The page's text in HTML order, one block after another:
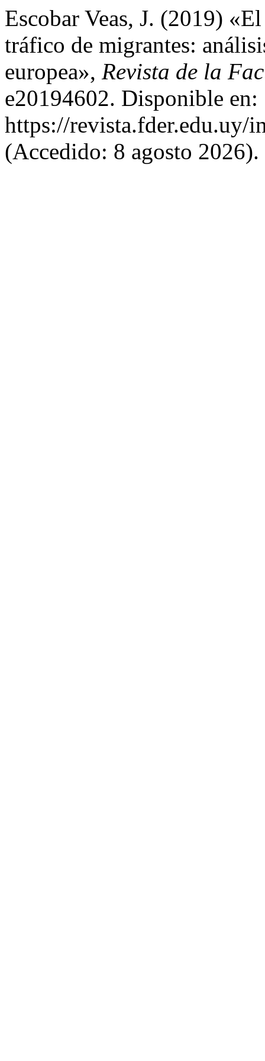
Escobar Veas, J. (2019)
tráfico de migrantes:
europea», Revista de la
e20194602. Disponible en:
https://revista.fder.edu.uy/
(Accedido: 8 agosto 2026).